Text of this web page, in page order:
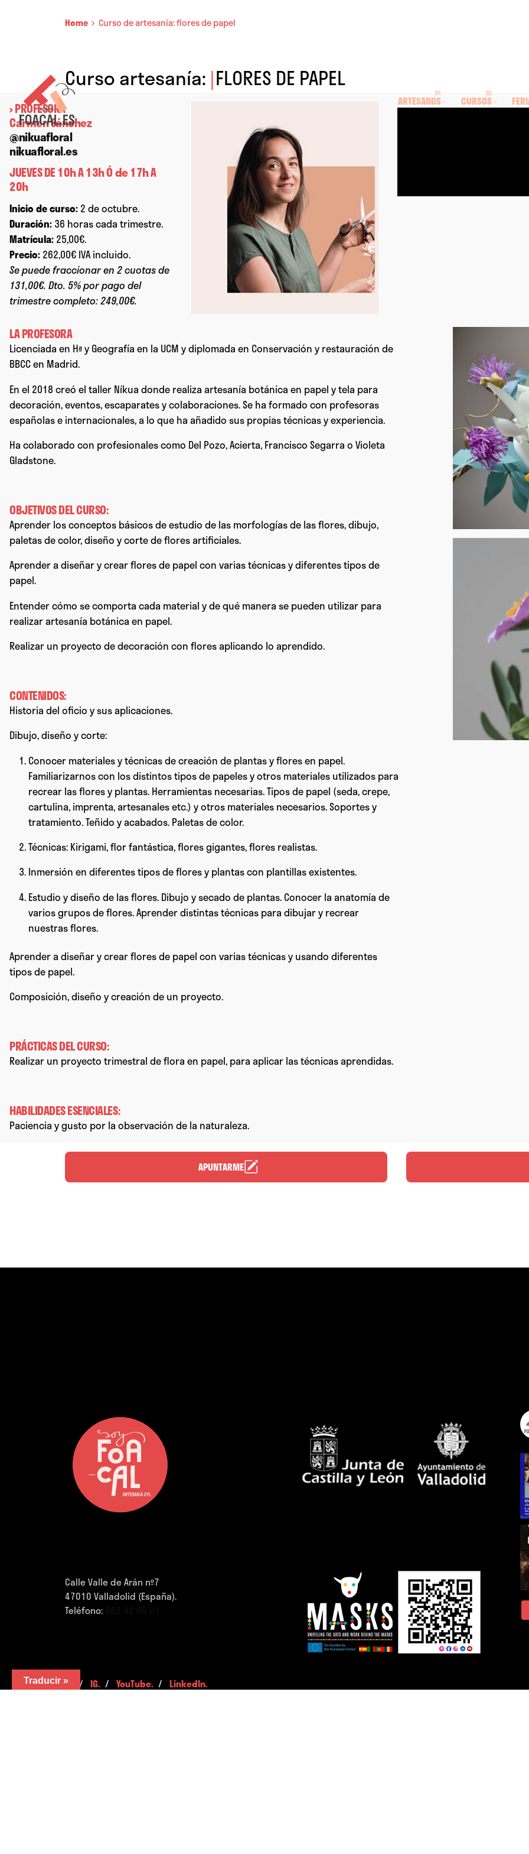
ARTESANOS CURSOS
Home Curso de artesanía: flores de papel
Curso artesanía: |FLORES DE PAPEL
› PROFESORA
Carmen Sánchez
@nikuafloral
nikuafloral.es
JUEVES DE 10h A 13h Ó de 17h A
20h
Inicio de curso: 2 de octubre.
Duración: 36 horas cada trimestre.
Matrícula: 25,00€.
Precio: 262,00€ IVA incluido.
Se puede fraccionar en 2 cuotas de
131,00€. Dto. 5% por pago del
trimestre completo: 249,00€.
LA PROFESORA
Licenciada en Hª y Geografía en la UCM y diplomada en Conservación y restauración de
BBCC en Madrid.
En el 2018 creó el taller Níkua donde realiza artesanía botánica en papel y tela para
decoración, eventos, escaparates y colaboraciones. Se ha formado con profesoras
españolas e internacionales, a lo que ha añadido sus propias técnicas y experiencia.
Ha colaborado con profesionales como Del Pozo, Acierta, Francisco Segarra o Violeta
Gladstone.
OBJETIVOS DEL CURSO:
Aprender los conceptos básicos de estudio de las morfologías de las flores, dibujo,
paletas de color, diseño y corte de flores artificiales.
Aprender a diseñar y crear flores de papel con varias técnicas y diferentes tipos de
papel.
Entender cómo se comporta cada material y de qué manera se pueden utilizar para
realizar artesanía botánica en papel.
Realizar un proyecto de decoración con flores aplicando lo aprendido.
CONTENIDOS:
Historia del oficio y sus aplicaciones.
Dibujo, diseño y corte:
Conocer materiales y técnicas de creación de plantas y flores en papel.
Familiarizarnos con los distintos tipos de papeles y otros materiales utilizados para
recrear las flores y plantas. Herramientas necesarias. Tipos de papel (seda, crepe,
cartulina, imprenta, artesanales etc.) y otros materiales necesarios. Soportes y
tratamiento. Teñido y acabados. Paletas de color.
Técnicas: Kirigami, flor fantástica, flores gigantes, flores realistas.
Inmersión en diferentes tipos de flores y plantas con plantillas existentes.
Estudio y diseño de las flores. Dibujo y secado de plantas. Conocer la anatomía de
varios grupos de flores. Aprender distintas técnicas para dibujar y recrear
nuestras flores.
Aprender a diseñar y crear flores de papel con varias técnicas y usando diferentes
tipos de papel.
Composición, diseño y creación de un proyecto.
PRÁCTICAS DEL CURSO:
Realizar un proyecto trimestral de flora en papel, para aplicar las técnicas aprendidas.
HABILIDADES ESENCIALES:
Paciencia y gusto por la observación de la naturaleza.
APUNTARME
Calle Valle de Arán nº7
47010 Valladolid (España).
Teléfono:
FB. /IG. /YouTube. /LinkedIn.
Traducir »